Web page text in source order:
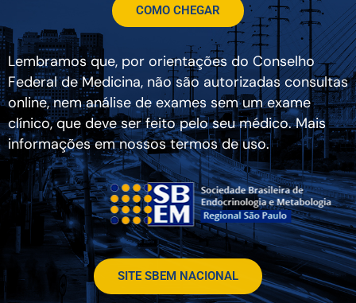
COMO CHEGAR
Lembramos que, por orientações do Conselho
Federal de Medicina, não são autorizadas consultas
online, nem análise de exames sem um exame
clínico, que deve ser feito pelo seu médico. Mais
informações em nossos termos de uso.
SITE SBEM NACIONAL